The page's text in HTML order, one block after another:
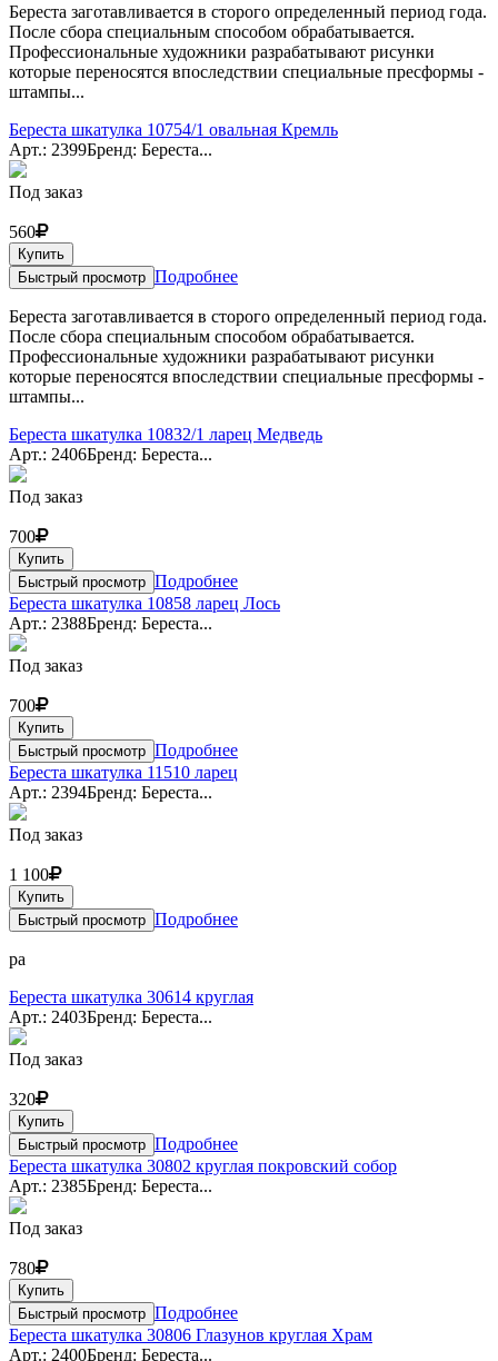
Береста заготавливается в сторого определенный период года.
После сбора специальным способом обрабатывается.
Профессиональные художники разрабатывают рисунки
которые переносятся впоследствии специальные пресформы -
штампы...
Береста шкатулка 10754/1 овальная Кремль
Арт.: 2399Бренд: Береста...
Под заказ
560
Купить
Быстрый просмотр Подробнее
Береста заготавливается в сторого определенный период года.
После сбора специальным способом обрабатывается.
Профессиональные художники разрабатывают рисунки
которые переносятся впоследствии специальные пресформы -
штампы...
Береста шкатулка 10832/1 ларец Медведь
Арт.: 2406Бренд: Береста...
Под заказ
700
Купить
Быстрый просмотр Подробнее
Береста шкатулка 10858 ларец Лось
Арт.: 2388Бренд: Береста...
Под заказ
700
Купить
Быстрый просмотр Подробнее
Береста шкатулка 11510 ларец
Арт.: 2394Бренд: Береста...
Под заказ
1 100
Купить
Быстрый просмотр Подробнее
ра
Береста шкатулка 30614 круглая
Арт.: 2403Бренд: Береста...
Под заказ
320
Купить
Быстрый просмотр Подробнее
Береста шкатулка 30802 круглая покровский собор
Арт.: 2385Бренд: Береста...
Под заказ
780
Купить
Быстрый просмотр Подробнее
Береста шкатулка 30806 Глазунов круглая Храм
Арт.: 2400Бренд: Береста...